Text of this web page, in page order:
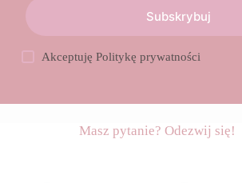
Subskrybuj
AkceptujęPolitykę prywatności
Masz pytanie? Odezwij się!